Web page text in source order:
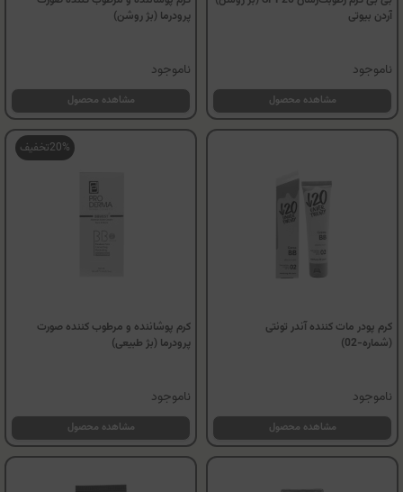
آردن بیوتی
ناموجود
مشاهده محصول
پرودرما (بژ روشن)
ناموجود
مشاهده محصول
کرم پودر مات کننده آندر تونتی
(شماره-02)
ناموجود
مشاهده محصول
20%تخفیف
کرم پوشاننده و مرطوب کننده صورت
پرودرما (بژ طبیعی)
ناموجود
مشاهده محصول